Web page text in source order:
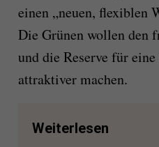
einen „neuen, flexiblen
Die Grünen wollen den
und die Reserve für
attraktiver machen.
Weiterlesen